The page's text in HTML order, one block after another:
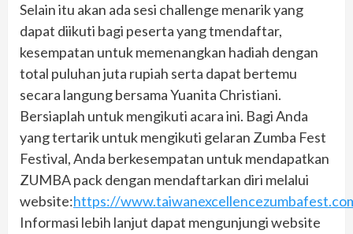
Selain itu akan ada sesi challenge menarik yang
dapat diikuti bagi peserta yang tmendaftar,
kesempatan untuk memenangkan hadiah dengan
total puluhan juta rupiah serta dapat bertemu
secara langung bersama Yuanita Christiani.
Bersiaplah untuk mengikuti acara ini. Bagi Anda
yang tertarik untuk mengikuti gelaran Zumba Fest
Festival, Anda berkesempatan untuk mendapatkan
ZUMBA pack dengan mendaftarkan diri melalui
website:https://
Informasi lebih lanjut dapat mengunjungi website